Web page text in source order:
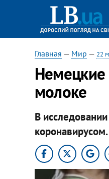
Главная — Мир — 22
Немецкие
молоке
В
коронавирусом.